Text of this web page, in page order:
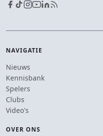
NAVIGATIE
Nieuws
Kennisbank
Spelers
Clubs
Video's
OVER ONS